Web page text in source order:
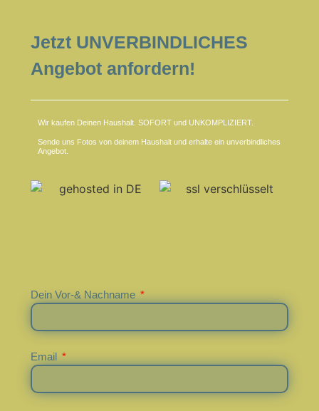
Jetzt UNVERBINDLICHES
Angebot anfordern!
Wir kaufen Deinen Haushalt. SOFORT und UNKOMPLIZIERT.
Sende uns Fotos von deinem Haushalt und erhalte ein unverbindliches
Angebot.
Dein Vor-& Nachname
Email